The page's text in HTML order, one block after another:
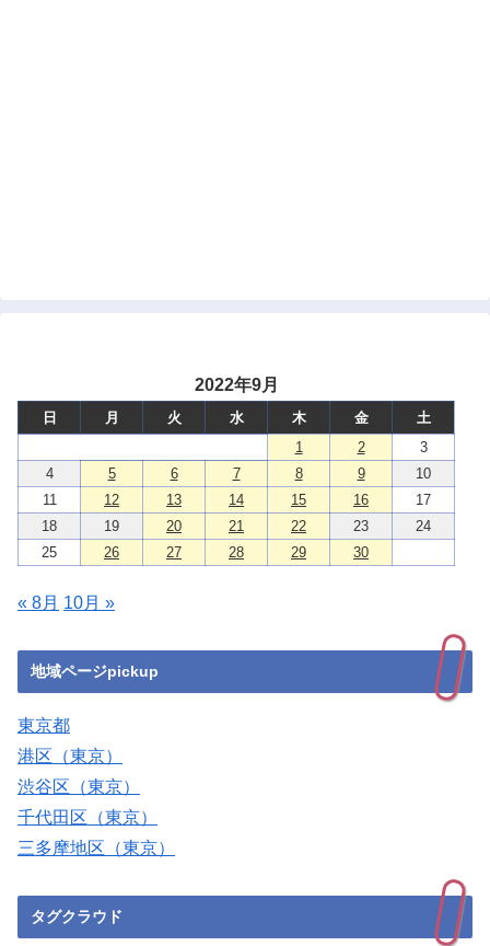
2022年9月
日 月 火 水 木 金
土
1
2
3
4
5 6 7 8 9
10
11
12 13 14 15 16
17
18
19 20 21 22 23
24
25
26 27 28 29 30
« 8月 10月 »
地域ページpickup
東京都
港区（東京）
渋谷区（東京）
千代田区（東京）
三多摩地区（東京）
タグクラウド